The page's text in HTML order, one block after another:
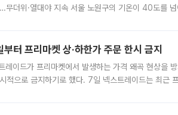
무더위·열대야 지속 서울 노원구의 기온이 40도를
터 프리마켓 상·하한가 주문 한시 금지
레이드가 프리마켓에서 발생하는 가격 왜곡 현상을
적으로 금지하기로 했다. 7일 넥스트레이드는 최근